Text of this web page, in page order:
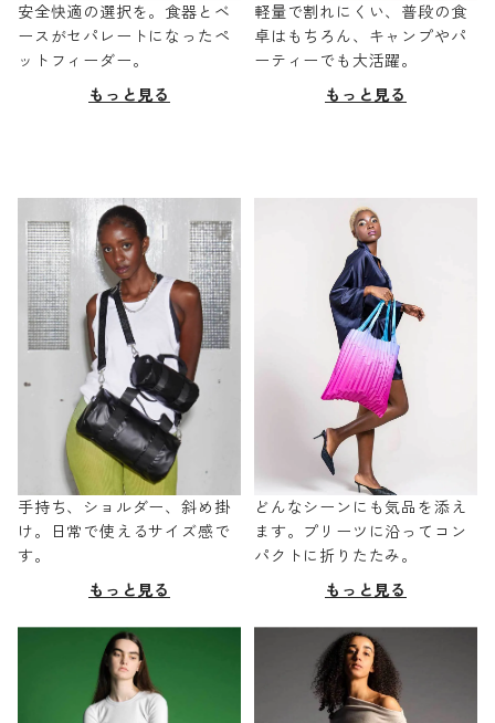
安全快適の選択を。食器とベ
ースがセパレートになったペ
ットフィーダー。
もっと見る
軽量で割れにくい、普段の食
卓はもちろん、キャンプやパ
ーティーでも大活躍。
もっと見る
手持ち、ショルダー、斜め掛
け。日常で使えるサイズ感で
す。
もっと見る
どんなシーンにも気品を添え
ます。プリーツに沿ってコン
パクトに折りたたみ。
もっと見る